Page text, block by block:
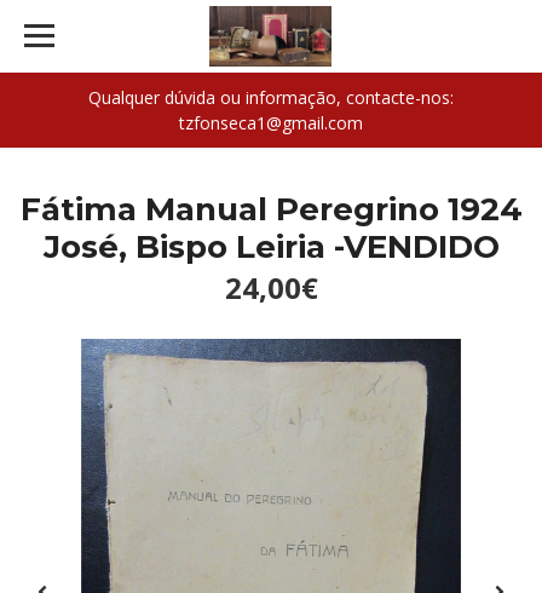
Qualquer dúvida ou informação, contacte-nos:
tzfonseca1@gmail.com
Fátima Manual Peregrino 1924
José, Bispo Leiria -VENDIDO
24,00€